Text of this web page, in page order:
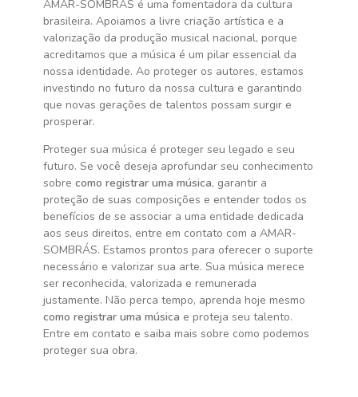
AMAR-SOMBRÁS é uma fomentadora da cultura
brasileira. Apoiamos a livre criação artística e a
valorização da produção musical nacional, porque
acreditamos que a música é um pilar essencial da
nossa identidade. Ao proteger os autores, estamos
investindo no futuro da nossa cultura e garantindo
que novas gerações de talentos possam surgir e
prosperar.
Proteger sua música é proteger seu legado e seu
futuro. Se você deseja aprofundar seu conhecimento
sobre como registrar uma música, garantir a
proteção de suas composições e entender todos os
benefícios de se associar a uma entidade dedicada
aos seus direitos, entre em contato com a AMAR-
SOMBRÁS. Estamos prontos para oferecer o suporte
necessário e valorizar sua arte. Sua música merece
ser reconhecida, valorizada e remunerada
justamente. Não perca tempo, aprenda hoje mesmo
como registrar uma música e proteja seu talento.
Entre em contato e saiba mais sobre como podemos
proteger sua obra.